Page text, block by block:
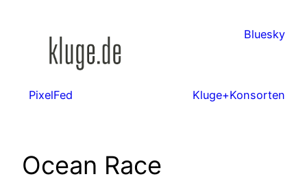
Bluesky
PixelFed Kluge+Konsorten
Ocean Race